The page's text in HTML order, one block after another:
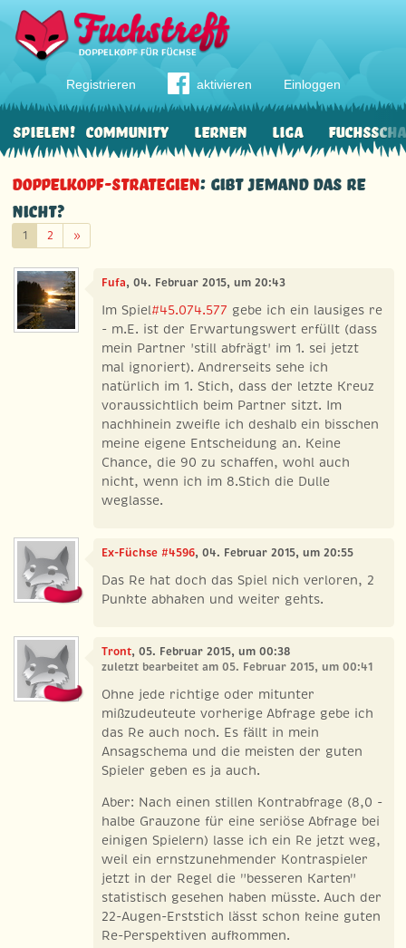
Registrieren aktivieren Einloggen
Community Lernen Liga
Spielen!
Doppelkopf-Strategien: Gibt jemand das re
nicht?
1 2 »Weiter
Fufa, 04. Februar 2015, um 20:43
Im Spiel#45.074.577 gebe ich ein lausiges re
- m.E. ist der Erwartungswert erfüllt (dass
mein Partner 'still abfrägt' im 1. sei jetzt
mal ignoriert). Andrerseits sehe ich
natürlich im 1. Stich, dass der letzte Kreuz
voraussichtlich beim Partner sitzt. Im
nachhinein zweifle ich deshalb ein bisschen
meine eigene Entscheidung an. Keine
Chance, die 90 zu schaffen, wohl auch
nicht, wenn ich im 8.Stich die Dulle
weglasse.
Ex-Füchse #4596, 04. Februar 2015, um 20:55
Das Re hat doch das Spiel nich verloren, 2
Punkte abhaken und weiter gehts.
Tront, 05. Februar 2015, um 00:38
zuletzt bearbeitet am 05. Februar 2015, um 00:41
Ohne jede richtige oder mitunter
mißzudeuteute vorherige Abfrage gebe ich
das Re auch noch. Es fällt in mein
Ansagschema und die meisten der guten
Spieler geben es ja auch.
Aber: Nach einen stillen Kontrabfrage (8,0 -
halbe Grauzone für eine seriöse Abfrage bei
einigen Spielern) lasse ich ein Re jetzt weg,
weil ein ernstzunehmender Kontraspieler
jetzt in der Regel die "besseren Karten"
statistisch gesehen haben müsste. Auch der
22-Augen-Erststich lässt schon keine guten
Re-Perspektiven aufkommen.